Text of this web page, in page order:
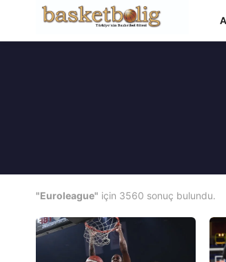
"Euroleague" için 3560 sonuç bulundu.